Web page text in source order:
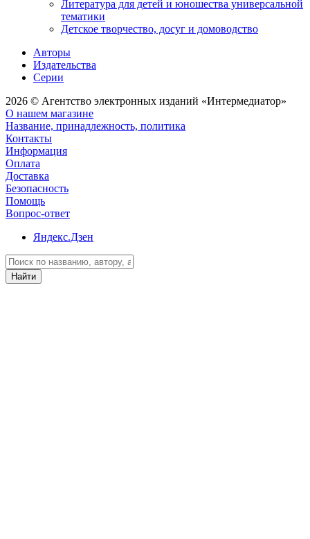
Литература для детей и юношества универсальной
тематики
Детское творчество, досуг и домоводство
Авторы
Издательства
Серии
2026 © Агентство электронных изданий «Интермедиатор»
О нашем магазине
Название, принадлежность, политика
Контакты
Информация
Оплата
Доставка
Безопасность
Помощь
Вопрос-ответ
Яндекс.Дзен
Найти